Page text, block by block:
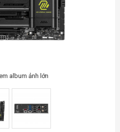
album ảnh lớn